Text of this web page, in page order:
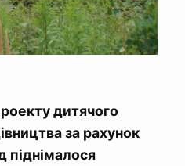
дитячого
за рахунок
піднімалося